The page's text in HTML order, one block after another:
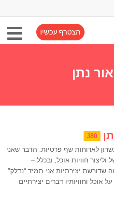
הצטרף עכשיו
נתן
380
לארוחות שף פרטיות. הדבר שאני
וליצור חוויות אוכל, ובכלל –
שדורשת יצירתיות אני תמיד “נדלק”.
אוכל וחוויותיו דברים יצירתיים